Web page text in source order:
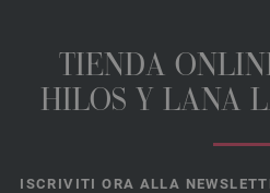
TIENDA
HILOS Y LANA
ISCRIVITI ORA ALLA